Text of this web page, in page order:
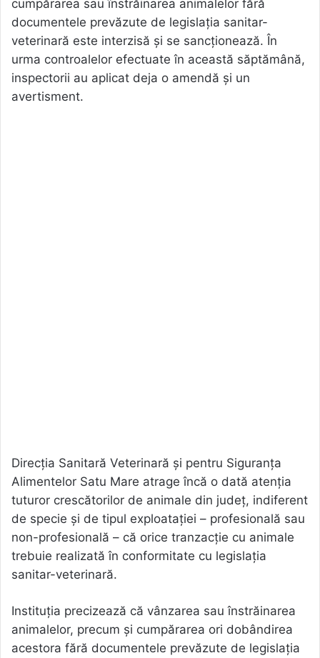
cumpărarea sau înstrăinarea animalelor fără
documentele prevăzute de legislația sanitar-
veterinară este interzisă și se sancționează. În
urma controalelor efectuate în această săptămână,
inspectorii au aplicat deja o amendă și un
avertisment.
Direcția Sanitară Veterinară și pentru Siguranța
Alimentelor Satu Mare atrage încă o dată atenția
tuturor crescătorilor de animale din județ, indiferent
de specie și de tipul exploatației – profesională sau
non-profesională – că orice tranzacție cu animale
trebuie realizată în conformitate cu legislația
sanitar-veterinară.
Instituția precizează că vânzarea sau înstrăinarea
animalelor, precum și cumpărarea ori dobândirea
acestora fără documentele prevăzute de legislația